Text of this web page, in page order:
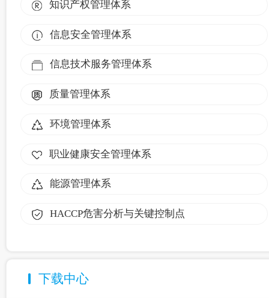
知识产权管理体系
信息安全管理体系
信息技术服务管理体系
质量管理体系
环境管理体系
职业健康安全管理体系
能源管理体系
HACCP危害分析与关键控制点
下载中心